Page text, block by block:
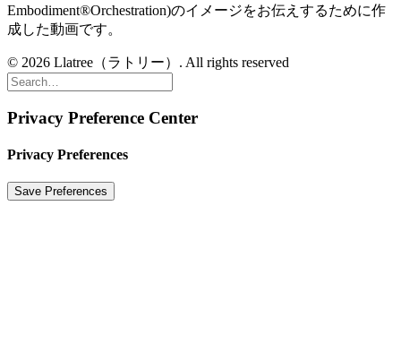
Embodiment®︎Orchestration)のイメージをお伝えするために作
成した動画です。
© 2026 Llatree（ラトリー）. All rights reserved
Privacy Preference Center
Privacy Preferences